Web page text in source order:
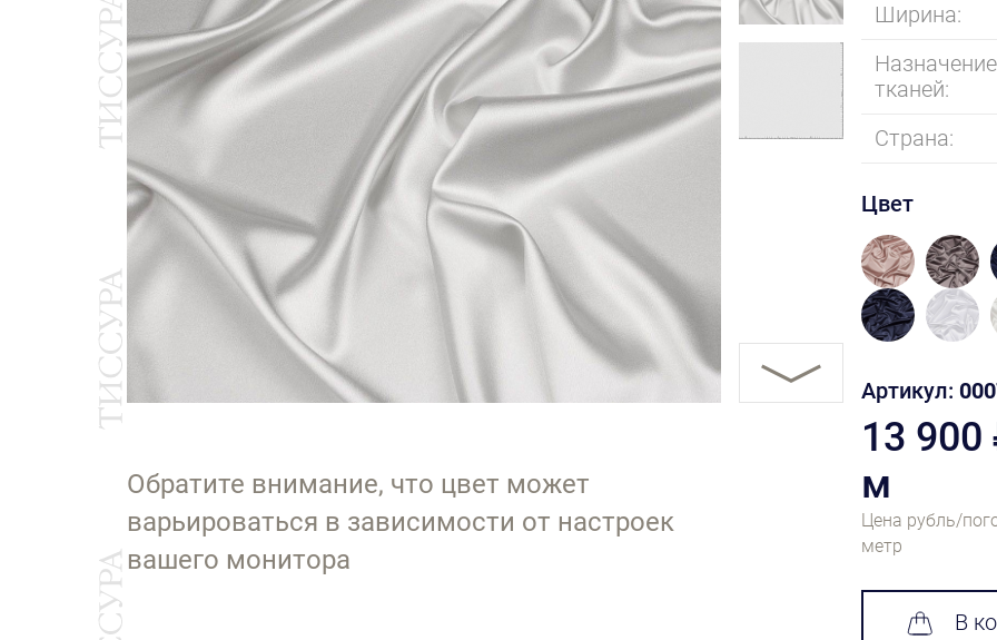
Обратите внимание, что цвет может
варьироваться в зависимости от настроек
вашего монитора
Ширина:
Назначение
тканей:
Страна:
Цвет
Артикул:
13
м
Цена рубль/
метр
В